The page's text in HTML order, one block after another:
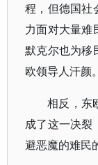
程，但德国社
力面对大量难
默克尔也为移
欧领导人汗颜。
相反，东
成了这一决裂
避恶魔的难民